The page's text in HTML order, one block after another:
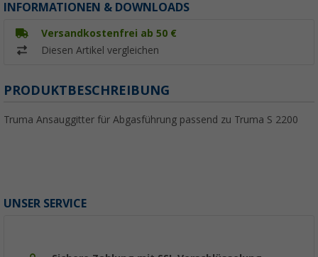
INFORMATIONEN & DOWNLOADS
Versandkostenfrei ab 50 €
Diesen Artikel vergleichen
PRODUKTBESCHREIBUNG
Truma Ansauggitter für Abgasführung passend zu Truma S 2200
UNSER SERVICE